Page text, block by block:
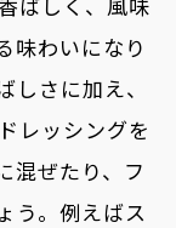
味わいになり
さに加え、
レッシングを
混ぜたり、フ
う。例えばス